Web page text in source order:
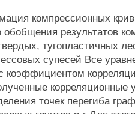
компрессионных
обобщения результатов
тугопластичных
супесей Все
коэффициентом
корреляционные
точек перегиба